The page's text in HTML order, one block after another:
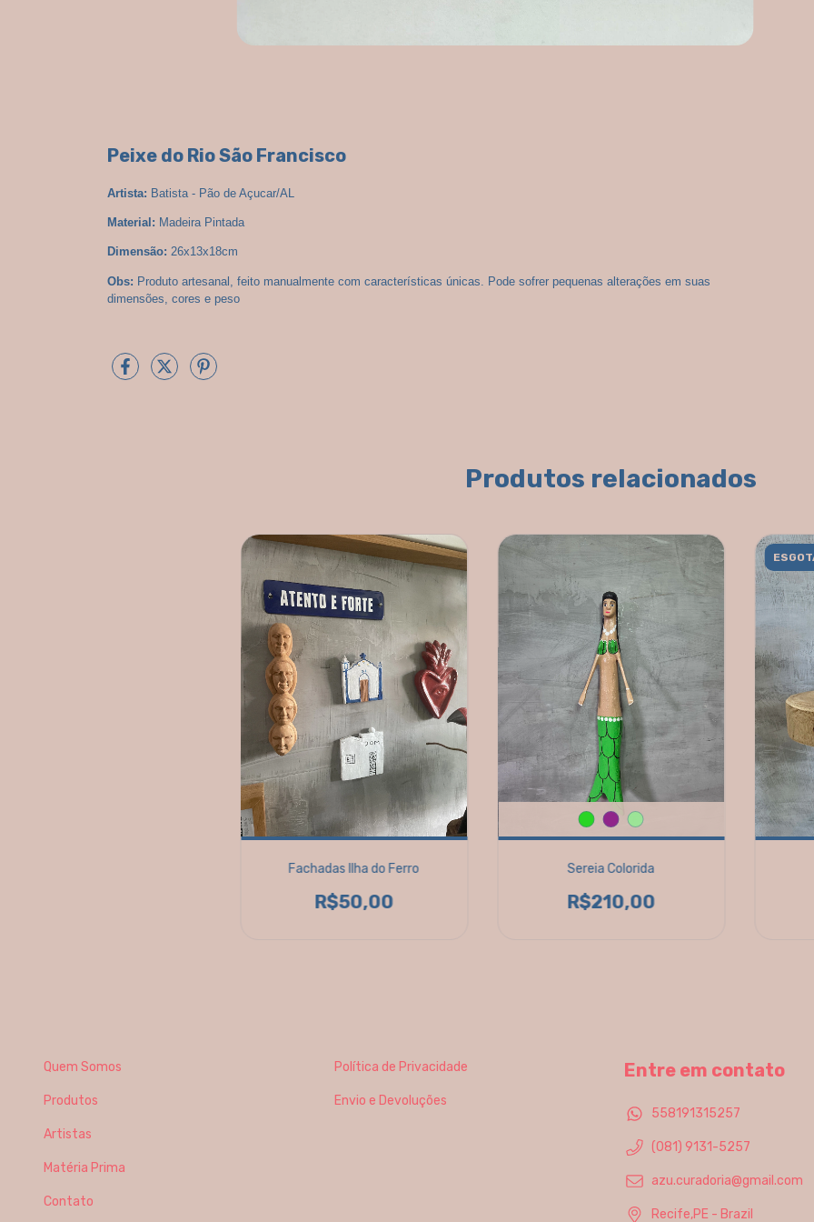
Peixe do Rio São Francisco
Artista: Batista - Pão de Açucar/AL
Material: Madeira Pintada
Dimensão: 26x13x18cm
Obs: Produto artesanal, feito manualmente com características únicas. Pode sofrer pequenas alterações em suas
dimensões, cores e peso
Produtos relacionados
Fachadas Ilha do Ferro
R$50,00
Sereia Colorida
R$210,00
Quem Somos
Produtos
Artistas
Matéria Prima
Contato
Política de Privacidade
Envio e Devoluções
Entre em contato
558191315257
(081) 9131-5257
azu.curadoria@gmail.com
Recife,PE - Brazil